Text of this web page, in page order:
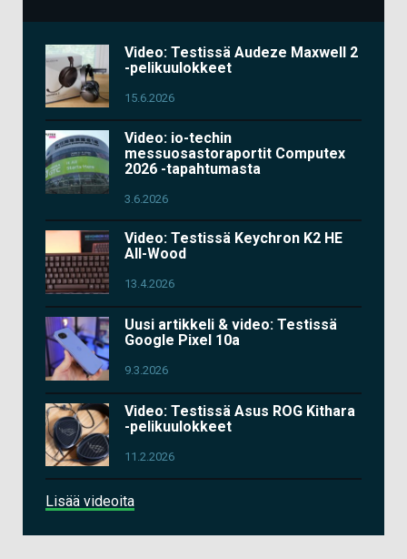
Video: Testissä Audeze Maxwell 2
-pelikuulokkeet
15.6.2026
Video: io-techin
messuosastoraportit Computex
2026 -tapahtumasta
3.6.2026
Video: Testissä Keychron K2 HE
All-Wood
13.4.2026
Uusi artikkeli & video: Testissä
Google Pixel 10a
9.3.2026
Video: Testissä Asus ROG Kithara
-pelikuulokkeet
11.2.2026
Lisää videoita